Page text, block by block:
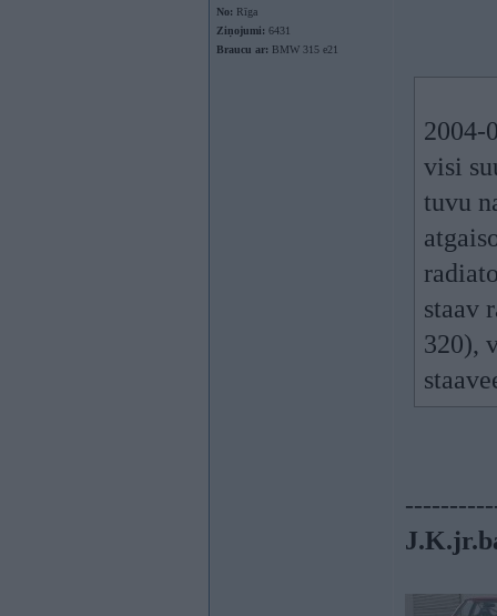
No: Rīga
Ziņojumi: 6431
Braucu ar: BMW 315 e21
2004-
visi
tuvu
staav
320),